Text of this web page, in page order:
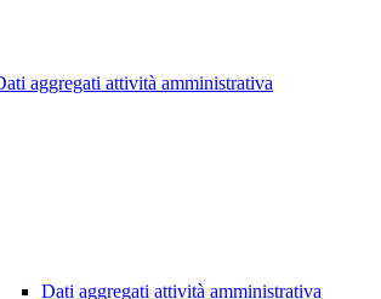
aggregati attività amministrativa
Dati aggregati attività amministrativa